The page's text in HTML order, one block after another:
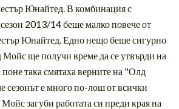
Юнайтед. В комбинация с
2013/14 беше малко повече от
Юнайтед. Едно нещо беше сигурно
ще получи време да се утвърди на
така смятаха верните на "Олд
сезонът е много по-лош от всички
загуби работата си преди края на